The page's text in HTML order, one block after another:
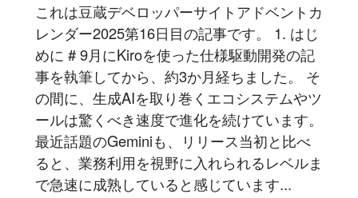
これは豆蔵デベロッパーサイトアドベントカ
レンダー2025第16日目の記事です。 1. はじ
めに # 9月にKiroを使った仕様駆動開発の記
事を執筆してから、約3か月経ちました。 そ
の間に、生成AIを取り巻くエコシステムやツ
ールは驚くべき速度で進化を続けています。
最近話題のGeminiも、リリース当初と比べ
ると、業務利用を視野に入れられるレベルま
で急速に成熟していると感じています...